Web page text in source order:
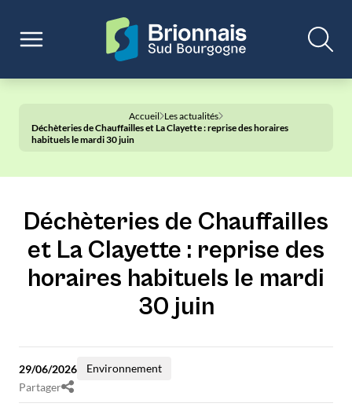
Accueil Les actualités
Déchèteries de Chauffailles et La Clayette : reprise des horaires
habituels le mardi 30 juin
Déchèteries de Chauffailles
et La Clayette : reprise des
horaires habituels le mardi
30 juin
29/06/2026
Environnement
Partager